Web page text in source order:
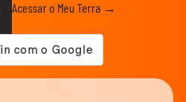
Acessar o Meu Terra →